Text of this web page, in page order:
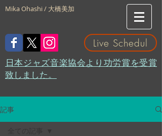
Mika Ohashi / 大橋美加
Live Schedul
​日本ジャズ音楽協会より功労賞を受賞
致しました。
記事